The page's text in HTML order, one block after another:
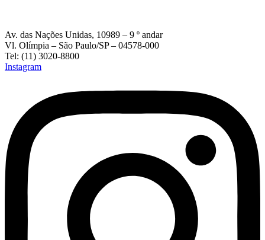
Av. das Nações Unidas, 10989 – 9 º andar
Vl. Olímpia – São Paulo/SP – 04578-000
Tel: (11) 3020-8800
Instagram